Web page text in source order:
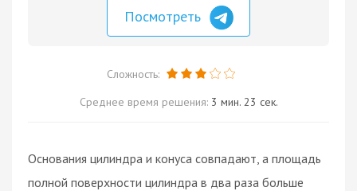
Посмотреть
Сложность:
Среднее время решения: 3 мин. 23 сек.
Основания цилиндра и конуса совпадают, а площадь
полной поверхности цилиндра в два раза больше